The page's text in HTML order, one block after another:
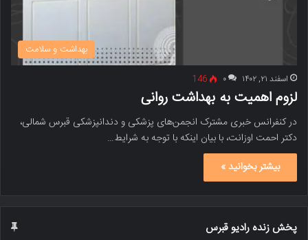
بهداشت و سلامت
اسفند ۲۱, ۱۴۰۲ ۰ 146
لزوم اهمیت به بهداشت روانی
در کنفرانس خبری مشترک انجمن‌های پزشکی و دندانپزشکی قبرس شمالی،
دکتر احمت اوزانت، با بیان اینکه با توجه به شرایط…
بیشتر بخوانید »
پخش زنده رادیو قبرس